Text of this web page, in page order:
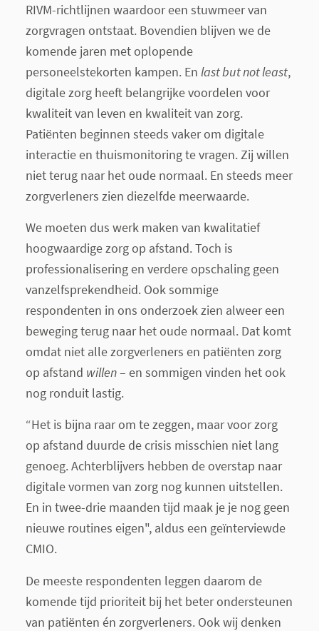
RIVM-richtlijnen waardoor een stuwmeer van
zorgvragen ontstaat. Bovendien blijven we de
komende jaren met oplopende
personeelstekorten kampen. En last but not least,
digitale zorg heeft belangrijke voordelen voor
kwaliteit van leven en kwaliteit van zorg.
Patiënten beginnen steeds vaker om digitale
interactie en thuismonitoring te vragen. Zij willen
niet terug naar het oude normaal. En steeds meer
zorgverleners zien diezelfde meerwaarde.
We moeten dus werk maken van kwalitatief
hoogwaardige zorg op afstand. Toch is
professionalisering en verdere opschaling geen
vanzelfsprekendheid. Ook sommige
respondenten in ons onderzoek zien alweer een
beweging terug naar het oude normaal. Dat komt
omdat niet alle zorgverleners en patiënten zorg
op afstand willen– en sommigen vinden het ook
nog ronduit lastig.
“Het is bijna raar om te zeggen, maar voor zorg
op afstand duurde de crisis misschien niet lang
genoeg. Achterblijvers hebben de overstap naar
digitale vormen van zorg nog kunnen uitstellen.
En in twee-drie maanden tijd maak je je nog geen
nieuwe routines eigen", aldus een geïnterviewde
CMIO.
De meeste respondenten leggen daarom de
komende tijd prioriteit bij het beter ondersteunen
van patiënten én zorgverleners. Ook wij denken